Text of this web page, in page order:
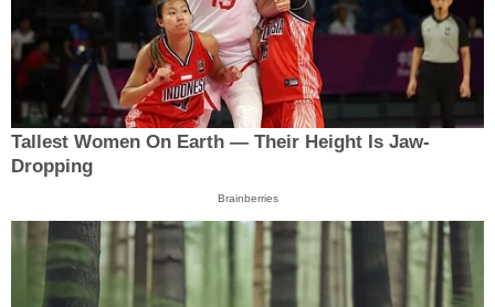
Tallest Women On Earth — Their Height Is Jaw-
Dropping
Brainberries